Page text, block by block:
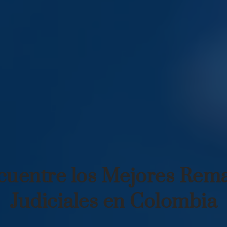
los Mejores
Judiciales en Colombia